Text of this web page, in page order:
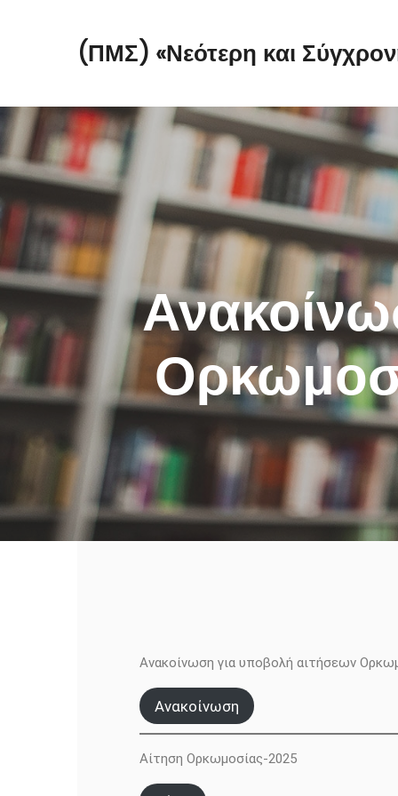
(ΠΜΣ) «Νεότερη και
Ανακοίνωση για υποβολή αιτήσεων
Ανακοίνωση
Αίτηση Ορκωμοσίας-2025